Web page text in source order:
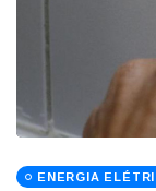
ENERGIA